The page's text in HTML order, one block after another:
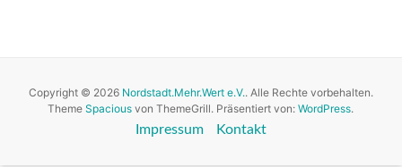
Copyright © 2026 Nordstadt.Mehr.Wert e.V.. Alle Rechte vorbehalten.
ThemeSpacious von ThemeGrill. Präsentiert von:WordPress.
Impressum Kontakt